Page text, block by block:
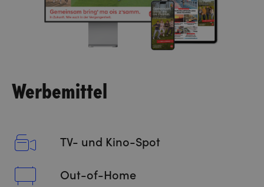
Werbemittel
TV- und Kino-Spot
Out-of-Home